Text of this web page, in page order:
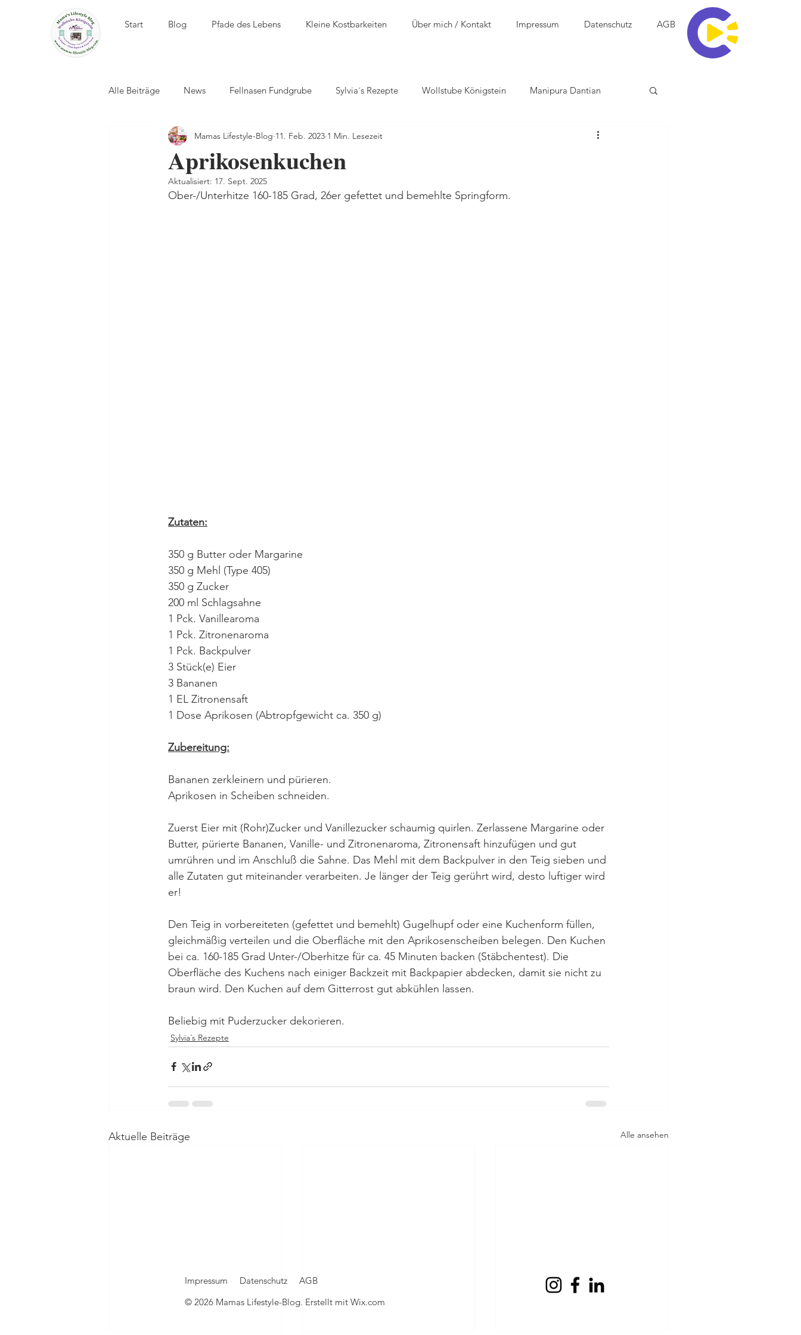
Start Blog Pfade des Lebens Kleine Kostbarkeiten Über mich / Kontakt Impressum Datenschutz AGB
Alle Beiträge News Fellnasen Fundgrube Sylvia´s Rezepte Wollstube Königstein Manipura Dantian
El Álamo - Club Hípico
Aprikosenkuchen
Mamas Lifestyle-Blog 11. Feb. 2023 1 Min. Lesezeit
Aktualisiert: 17. Sept. 2025
Ober-/Unterhitze 160-185 Grad, 26er gefettet und bemehlte Springform.
Zutaten:
350 g Butter oder Margarine
350 g Mehl (Type 405)
350 g Zucker
200 ml Schlagsahne
1 Pck. Vanillearoma
1 Pck. Zitronenaroma
1 Pck. Backpulver
3 Stück(e) Eier
3 Bananen
1 EL Zitronensaft
1 Dose Aprikosen (Abtropfgewicht ca. 350 g)
Zubereitung:
Bananen zerkleinern und pürieren.
Aprikosen in Scheiben schneiden.
Zuerst Eier mit (Rohr)Zucker und Vanillezucker schaumig quirlen. Zerlassene Margarine oder
Butter, pürierte Bananen, Vanille- und Zitronenaroma, Zitronensaft hinzufügen und gut
umrühren und im Anschluß die Sahne. Das Mehl mit dem Backpulver in den Teig sieben und
alle Zutaten gut miteinander verarbeiten. Je länger der Teig gerührt wird, desto luftiger wird
er!
Den Teig in vorbereiteten (gefettet und bemehlt) Gugelhupf oder eine Kuchenform füllen,
gleichmäßig verteilen und die Oberfläche mit den Aprikosenscheiben belegen. Den Kuchen
bei ca. 160-185 Grad Unter-/Oberhitze für ca. 45 Minuten backen (Stäbchentest). Die
Oberfläche des Kuchens nach einiger Backzeit mit Backpapier abdecken, damit sie nicht zu
braun wird. Den Kuchen auf dem Gitterrost gut abkühlen lassen.
Beliebig mit Puderzucker dekorieren.
Sylvia´s Rezepte
Aktuelle Beiträge Alle ansehen
Impressum Datenschutz
AGB
© 2026 Mamas Lifestyle-Blog. Erstellt mit Wix.com